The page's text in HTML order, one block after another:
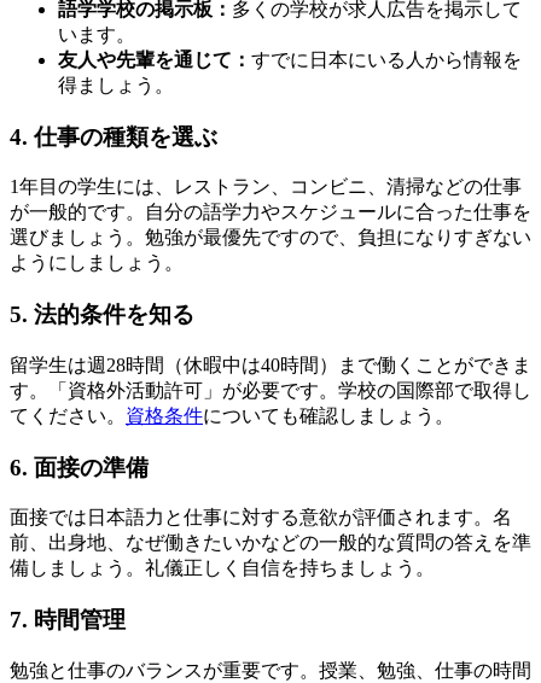
語学学校の掲示板： 多くの学校が求人広告を掲示して
います。
友人や先輩を通じて： すでに日本にいる人から情報を
得ましょう。
4. 仕事の種類を選ぶ
1年目の学生には、レストラン、コンビニ、清掃などの仕事
が一般的です。自分の語学力やスケジュールに合った仕事を
選びましょう。勉強が最優先ですので、負担になりすぎない
ようにしましょう。
5. 法的条件を知る
留学生は週28時間（休暇中は40時間）まで働くことができま
す。「資格外活動許可」が必要です。学校の国際部で取得し
てください。 資格条件についても確認しましょう。
6. 面接の準備
面接では日本語力と仕事に対する意欲が評価されます。名
前、出身地、なぜ働きたいかなどの一般的な質問の答えを準
備しましょう。礼儀正しく自信を持ちましょう。
7. 時間管理
勉強と仕事のバランスが重要です。授業、勉強、仕事の時間